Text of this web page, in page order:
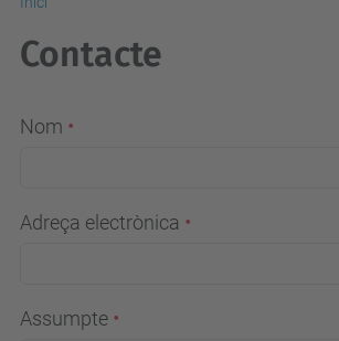
Contacte
Nom
Adreça electrònica
Assumpte